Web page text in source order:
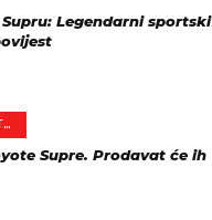
Legendarni
SKUPE I RIJETKE
Supre. Prodavat će ih